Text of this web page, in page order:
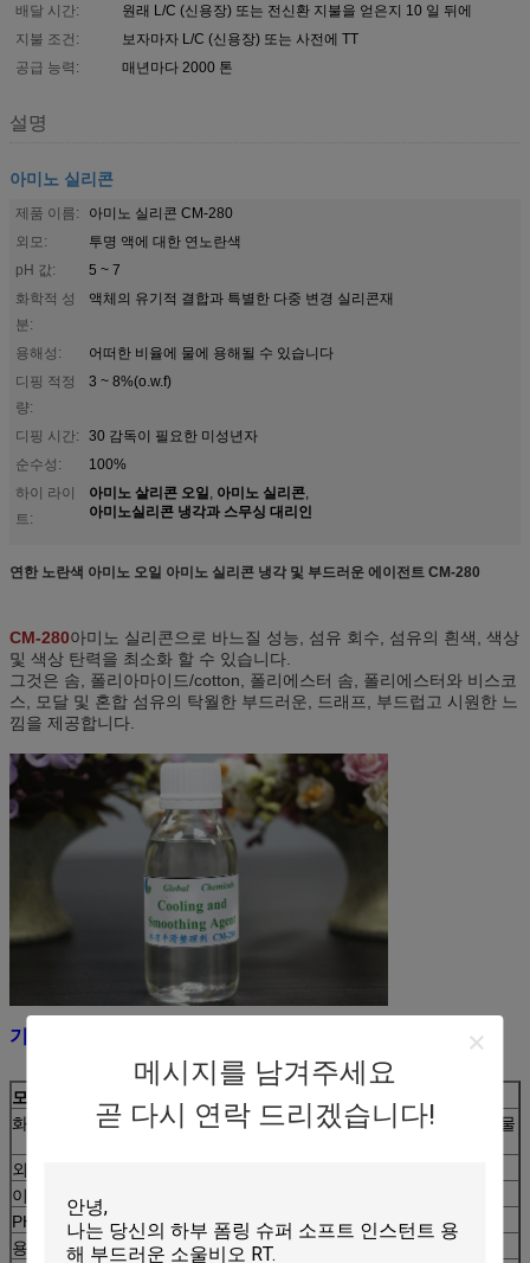
메시지를 남겨주세요
곧 다시 연락 드리겠습니다!
배달 시간:
원래 L/C (신용장) 또는 전신환 지불을 얻은지 10 일 뒤에
지불 조건:
보자마자 L/C (신용장) 또는 사전에 TT
공급 능력:
매년마다 2000 톤
설명
아미노 실리콘
제품 이름:
아미노 실리콘 CM-280
외모:
투명 액에 대한 연노란색
pH 값:
5 ~ 7
화학적 성
분:
액체의 유기적 결합과 특별한 다중 변경 실리콘재
용해성:
어떠한 비율에 물에 용해될 수 있습니다
디핑 적정
량:
3 ~ 8%(o.w.f)
디핑 시간:
30 감독이 필요한 미성년자
순수성:
100%
하이 라이
트:
아미노 살리콘 오일, 아미노 실리콘,
아미노실리콘 냉각과 스무싱 대리인
연한 노란색 아미노 오일 아미노 실리콘 냉각 및 부드러운 에이전트 CM-280
CM-280아미노 실리콘으로 바느질 성능, 섬유 회수, 섬유의 흰색, 색상
및 색상 탄력을 최소화 할 수 있습니다.
그것은 솜, 폴리아마이드/cotton, 폴리에스터 솜, 폴리에스터와 비스코
스, 모달 및 혼합 섬유의 탁월한 부드러운, 드래프, 부드럽고 시원한 느
낌을 제공합니다.
기본 정보:
모델 이름
화학적 성분
액체의 유기적 조합을 가진 특수 다중 변형 실리콘 물
외모
이온성
PH 값
5 ~ 7
용해성
물에 어떤 비율로든 녹을 수 있습니다.